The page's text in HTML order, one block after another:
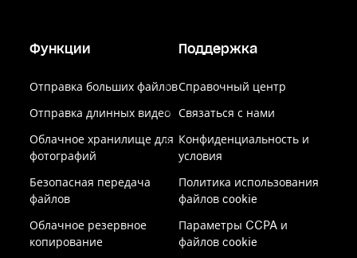
Функции
Отправка больших файлов
Отправка длинных видео
Облачное хранилище для
фотографий
Безопасная передача
файлов
Облачное резервное
копирование
Поддержка
Справочный центр
Связаться с нами
Конфиденциальность и
условия
Политика использования
файлов cookie
Параметры CCPA и
файлов cookie